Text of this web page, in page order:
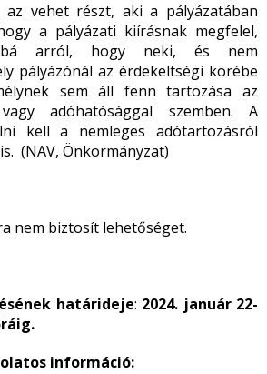
az vehet részt, aki a pályázatában
a pályázati kiírásnak megfelel,
arról, hogy neki, és nem
pályázónál az érdekeltségi körébe
sem áll fenn tartozása az
adóhatósággal szemben. A
kell a nemleges adótartozásról
(NAV, Önkormányzat)
nem biztosít lehetőséget.
határideje: 2024. január 22-
információ: